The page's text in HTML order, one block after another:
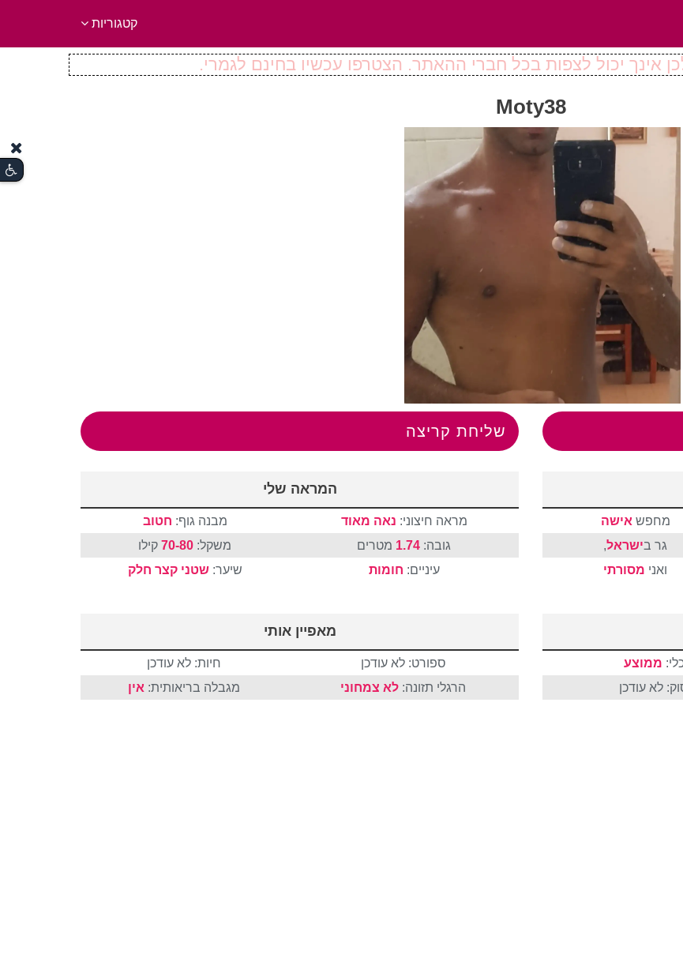
קטגוריות
אינך יכול לצפות בכל חברי ההאתר. הצטרפו עכשיו בחינם לגמרי.
Moty38
שליחת קריצה
מחפש אישה
גר בישראל,
ואני מסורתי
המראה שלי
מראה חיצוני: נאה מאוד מבנה גוף: חטוב
גובה: 1.74 מטרים משקל: 70-80 קילו
עיניים: חומות שיער:שטני קצר חלק
ממוצע
לא עודכן
מאפיין אותי
ספורט: לא עודכן
חיות: לא עודכן
הרגלי תזונה: לא צמחוני מגבלה בריאותית: אין